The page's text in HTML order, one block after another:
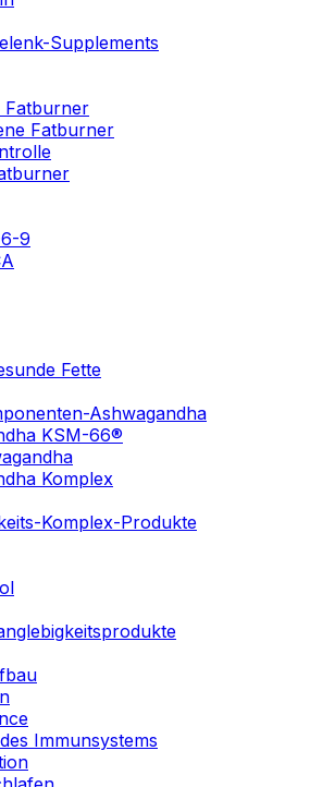
Supplements
Fatburner
Fatburner
9
Fette
Ashwagandha
KSM-66®
Komplex
Komplex-Produkte
Immunsystems